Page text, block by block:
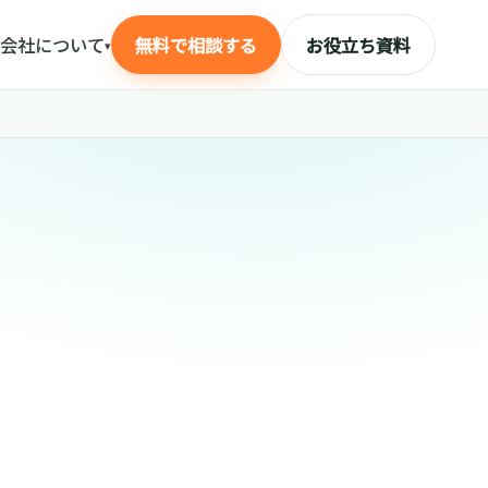
会社について▾ 無料で相談する お役立ち資料